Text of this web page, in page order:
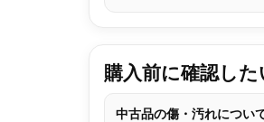
購入前に確認した
中古品の傷・汚れについ